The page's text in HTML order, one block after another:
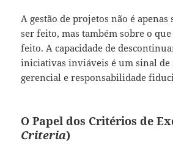
A gestão de projetos não é apenas
ser feito, mas também sobre o que
feito. A capacidade de
iniciativas inviáveis é um sinal de
gerencial e responsabilidade
O Papel dos Critérios de
Criteria)